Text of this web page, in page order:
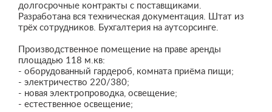
долгосрочные контракты с поставщиками.
Разработана вся техническая документация. Штат из
трёх сотрудников. Бухгалтерия на аутсорсинге.
Производственное помещение на праве аренды
площадью 118 м.кв:
- оборудованный гардероб, комната приёма пищи;
- электричество 220/380;
- новая электропроводка, освещение;
- естественное освещение;